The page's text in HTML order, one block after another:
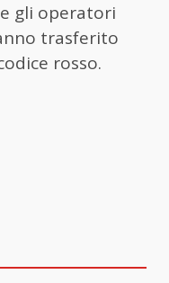
gli operatori
trasferito
rosso.